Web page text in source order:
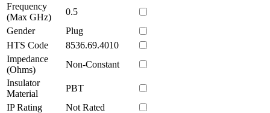
Frequency
(Max GHz)
0.5
Gender
Plug
HTS Code
8536.69.4010
Impedance
(Ohms)
Non-Constant
Insulator
Material
PBT
IP Rating
Not Rated